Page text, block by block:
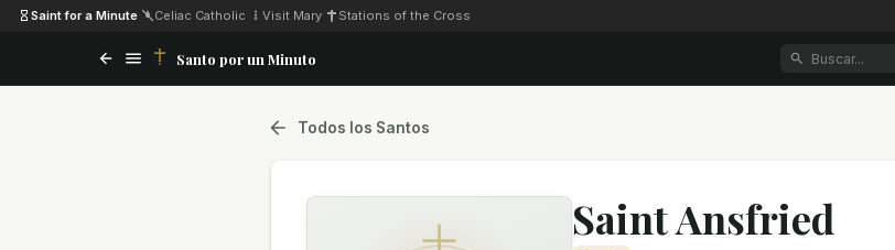
Saint for a Minute Celiac Catholic Visit Mary Stations of the Cross
Santo por un Minuto
Todos los Santos
Saint Ansfried